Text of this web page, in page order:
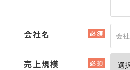
会社名 必須
売上規模 必須
M&Aのサ